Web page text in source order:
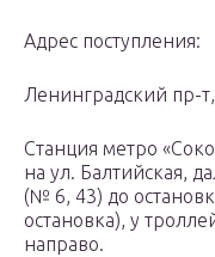
Адрес поступления:
Ленинградский пр-
Станция метро
на ул. Балтийская,
(№ 6, 43) до
остановка), у
направо.